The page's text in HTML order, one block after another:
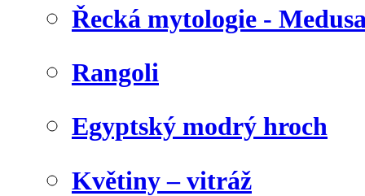
Řecká mytologie -
Rangoli
Egyptský modrý hroch
Květiny – vitráž